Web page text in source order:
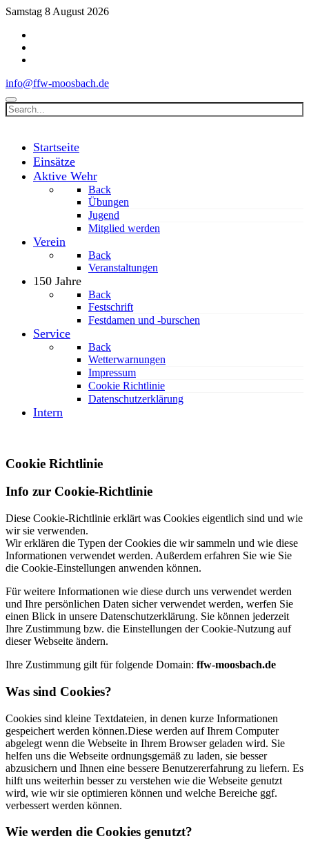
Samstag 8 August 2026
info@ffw-moosbach.de
Startseite
Einsätze
Aktive Wehr
Back
Übungen
Jugend
Mitglied werden
Verein
Back
Veranstaltungen
150 Jahre
Back
Festschrift
Festdamen und -burschen
Service
Back
Wetterwarnungen
Impressum
Cookie Richtlinie
Datenschutzerklärung
Intern
Cookie Richtlinie
Info zur Cookie-Richtlinie
Diese Cookie-Richtlinie erklärt was Cookies eigentlich sind und wie
wir sie verwenden.
Wir erklären die Typen der Cookies die wir sammeln und wie diese
Informationen verwendet werden. Außerdem erfahren Sie wie Sie
die Cookie-Einstellungen anwenden können.
Für weitere Informationen wie diese durch uns verwendet werden
und Ihre persönlichen Daten sicher verwendet werden, werfen Sie
einen Blick in unsere Datenschutzerklärung. Sie können jederzeit
Ihre Zustimmung bzw. die Einstellungen der Cookie-Nutzung auf
dieser Webseite ändern.
Ihre Zustimmung gilt für folgende Domain: ffw-moosbach.de
Was sind Cookies?
Cookies sind kleine Textdateien, in denen kurze Informationen
gespeichert werden können.Diese werden auf Ihrem Computer
abgelegt wenn die Webseite in Ihrem Browser geladen wird. Sie
helfen uns die Webseite ordnungsgemäß zu laden, sie besser
abzusichern und Ihnen eine bessere Benutzererfahrung zu liefern. Es
hilft uns weiterhin besser zu verstehen wie die Webseite genutzt
wird, wie wir sie optimieren können und welche Bereiche ggf.
verbessert werden können.
Wie werden die Cookies genutzt?